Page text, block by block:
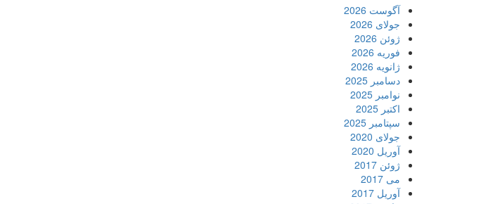
آگوست 2026
جولای 2026
ژوئن 2026
فوریه 2026
ژانویه 2026
دسامبر 2025
نوامبر 2025
اکتبر 2025
سپتامبر 2025
جولای 2020
آوریل 2020
ژوئن 2017
می 2017
آوریل 2017